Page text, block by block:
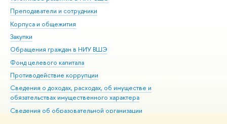
Преподаватели и сотрудники
Корпуса и общежития
Закупки
Обращения граждан в НИУ ВШЭ
Фонд целевого капитала
Противодействие коррупции
Сведения о доходах, расходах, об имуществе и
обязательствах имущественного характера
Сведения об образовательной организации